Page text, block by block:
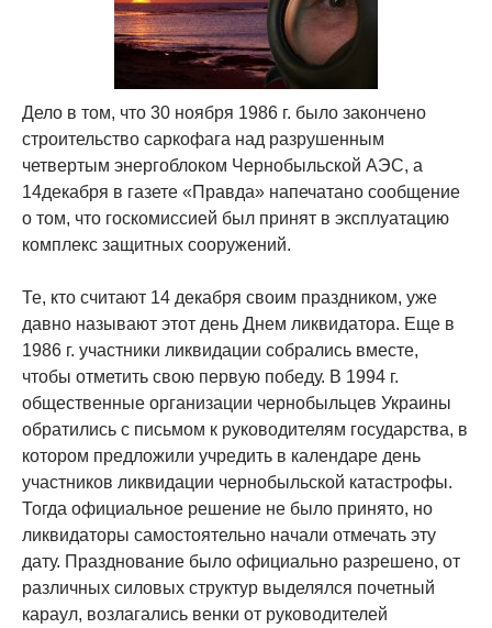
Дело в том, что 30 ноября 1986 г. было закончено
строительство саркофага над разрушенным
четвертым энергоблоком Чернобыльской АЭС, а
14декабря в газете «Правда» напечатано сообщение
о том, что госкомиссией был принят в эксплуатацию
комплекс защитных сооружений.
Те, кто считают 14 декабря своим праздником, уже
давно называют этот день Днем ликвидатора. Еще в
1986 г. участники ликвидации собрались вместе,
чтобы отметить свою первую победу. В 1994 г.
общественные организации чернобыльцев Украины
обратились с письмом к руководителям государства, в
котором предложили учредить в календаре день
участников ликвидации чернобыльской катастрофы.
Тогда официальное решение не было принято, но
ликвидаторы самостоятельно начали отмечать эту
дату. Празднование было официально разрешено, от
различных силовых структур выделялся почетный
караул, возлагались венки от руководителей